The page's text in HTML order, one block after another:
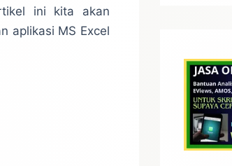
ini kita akan
aplikasi MS Excel
u